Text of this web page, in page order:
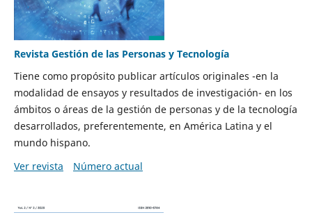
Revista Gestión de las Personas y Tecnología
Tiene como propósito publicar artículos originales -en la
modalidad de ensayos y resultados de investigación- en los
ámbitos o áreas de la gestión de personas y de la tecnología
desarrollados, preferentemente, en América Latina y el
mundo hispano.
Ver revista
Número actual